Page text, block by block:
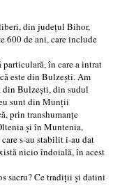
din judeţul Bihor,
600 de ani, care include
în care a intrat
este din Bulzeşti. Am
din Bulzeşti, din sudul
sunt din Munţii
prin transhumanţe
şi în Muntenia,
s-au stabilit i-au dat
nicio îndoială, în acest
sacru? Ce tradiţii şi datini